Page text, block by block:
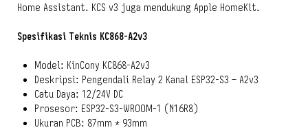
Home Assistant. KCS v3 juga mendukung Apple HomeKit.
Spesifikasi Teknis KC868-A2v3
Model: KinCony KC868-A2v3
Deskripsi: Pengendali Relay 2 Kanal ESP32-S3 – A2v3
Catu Daya: 12/24V DC
Prosesor: ESP32-S3-WROOM-1 (N16R8)
Ukuran PCB: 87mm * 93mm